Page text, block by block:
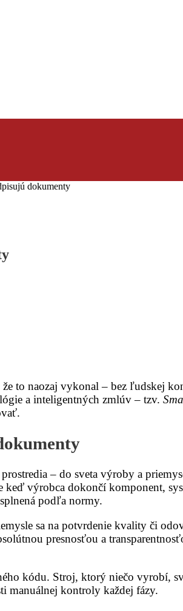
dokumenty
to naozaj vykonal – bez ľudskej
a inteligentných zmlúv – tzv.
– do sveta výroby a
výrobca dokončí komponent,
podľa normy.
sa na potvrdenie kvality či
presnosťou a
kódu. Stroj, ktorý niečo vyrobí,
manuálnej kontroly každej fázy.